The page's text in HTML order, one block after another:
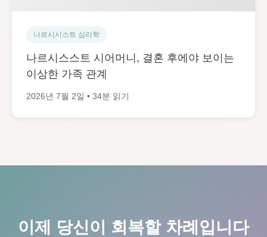
나르시시스트 심리학
나르시스스트 시어머니, 결혼 후에야 보이는
이상한 가족 관계
2026년 7월 2일 • 34분 읽기
이제 당신이 회복할 차례입니다